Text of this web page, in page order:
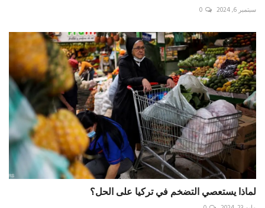
سبتمبر 6, 2024 0
لماذا يستعصي التضخم في تركيا على الحل؟